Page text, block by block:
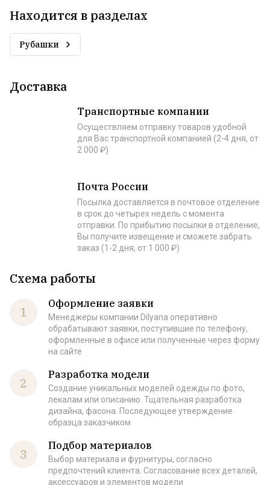
Находится в разделах
Рубашки
Доставка
Транспортные компании
Осуществляем отправку товаров удобной
для Вас транспортной компанией (2-4 дня, от
2 000 ₽)
Почта России
Посылка доставляется в почтовое отделение
в срок до четырех недель с момента
отправки. По прибытию посылки в отделение,
Вы получите извещение и сможете забрать
заказ (1-2 дня, от 1 000 ₽)
Схема работы
1
Оформление заявки
Менеджеры компании Dilyana оперативно
обрабатывают заявки, поступившие по телефону,
оформленные в офисе или полученные через форму
на сайте
2
Разработка модели
Создание уникальных моделей одежды по фото,
лекалам или описанию. Тщательная разработка
дизайна, фасона. Последующее утверждение
образца заказчиком
3
Подбор материалов
Выбор материала и фурнитуры, согласно
предпочтений клиента. Согласование всех деталей,
аксессуаров и элементов модели